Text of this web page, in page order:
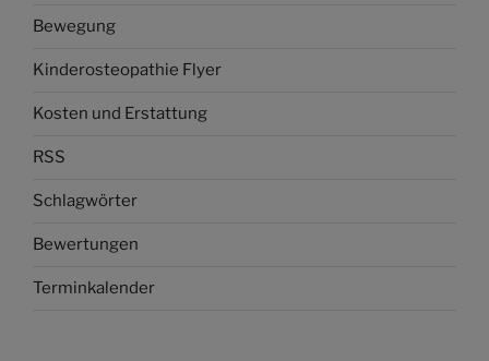
Bewegung
Kinderosteopathie Flyer
Kosten und Erstattung
RSS
Schlagwörter
Bewertungen
Terminkalender